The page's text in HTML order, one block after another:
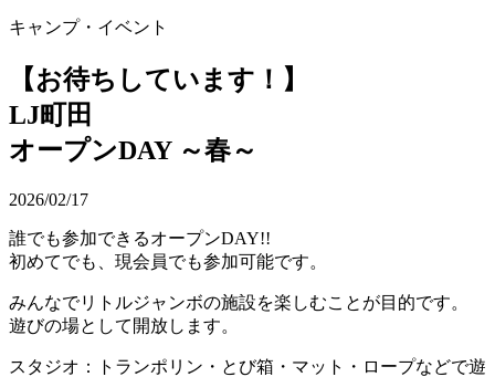
キャンプ・イベント
【お待ちしています！】
LJ町田
オープンDAY ～春～
2026/02/17
誰でも参加できるオープンDAY!!
初めてでも、現会員でも参加可能です。
みんなでリトルジャンボの施設を楽しむことが目的です。
遊びの場として開放します。
スタジオ：トランポリン・とび箱・マット・ロープなどで遊